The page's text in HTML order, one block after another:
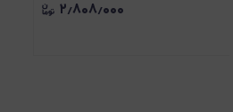
۲٫۸۰۸٫۰۰۰